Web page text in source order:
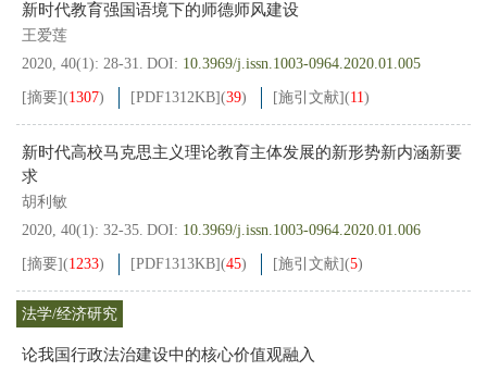
新时代教育强国语境下的师德师风建设
王爱莲
2020, 40(1): 28-31. DOI: 10.3969/j.issn.1003-0964.2020.01.005
[摘要](1307) [PDF1312KB](39) [施引文献](11)
新时代高校马克思主义理论教育主体发展的新形势新内涵新要
求
胡利敏
2020, 40(1): 32-35. DOI: 10.3969/j.issn.1003-0964.2020.01.006
[摘要](1233) [PDF1313KB](45) [施引文献](5)
法学/经济研究
论我国行政法治建设中的核心价值观融入